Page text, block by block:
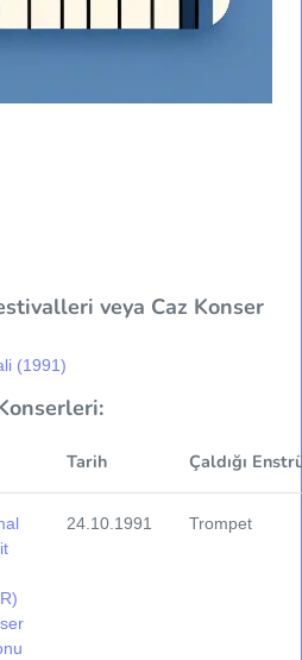
veya Caz Konser
(1991)
Tarih Çaldığı
24.10.1991 Trompet